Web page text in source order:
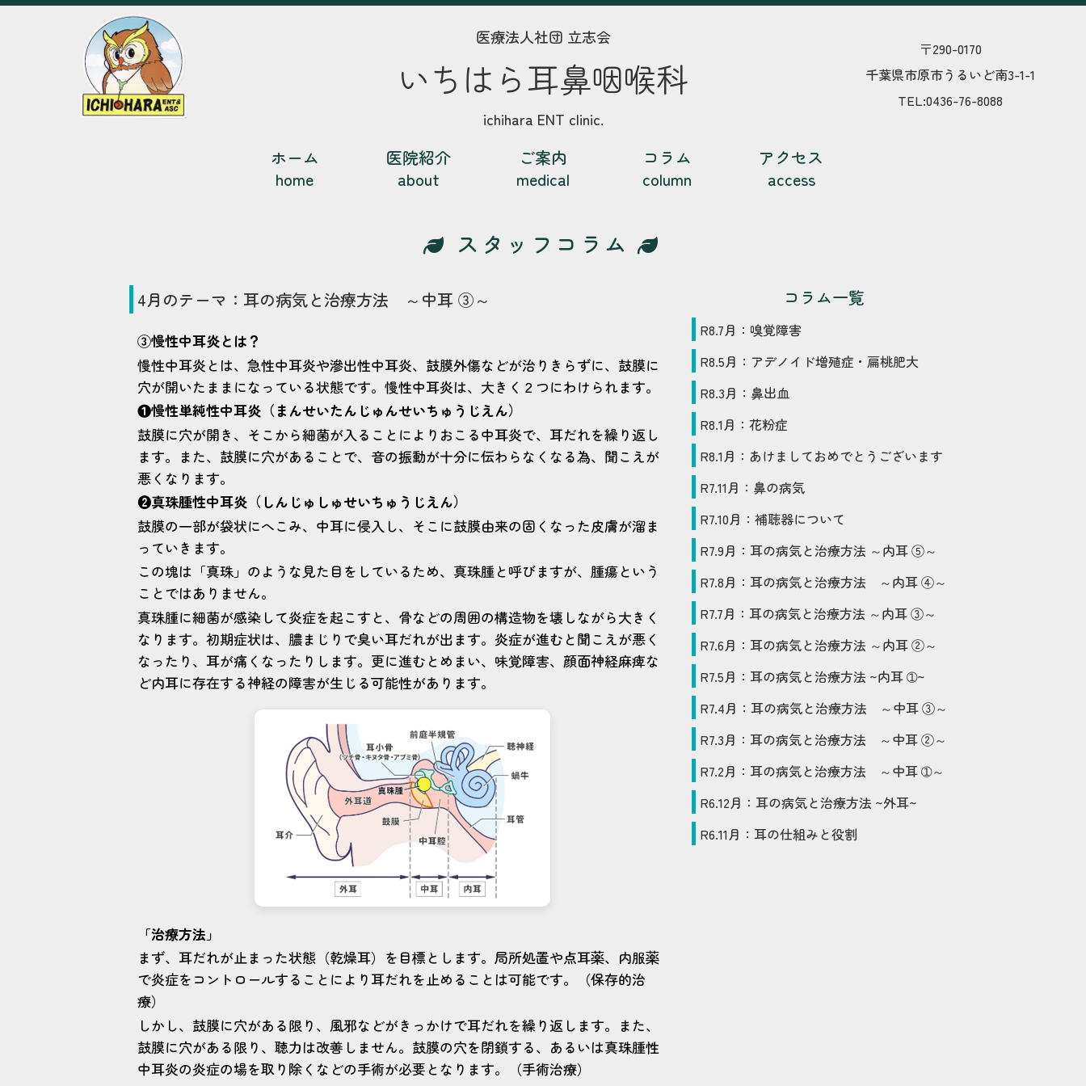
医療法人社団 立志会
いちはら耳鼻咽喉科
ichihara ENT clinic.
〒290-0170
千葉県市原市うるいど南3-1-1
TEL:0436-76-8088
ホーム
home
医院紹介
about
ご案内
medical
コラム
column
アクセス
access
スタッフコラム
4月のテーマ： 耳の病気と治療方法 ～中耳 ③～
③慢性中耳炎とは？
慢性中耳炎とは、急性中耳炎や滲出性中耳炎、鼓膜外傷などが治りきらずに、鼓膜に
穴が開いたままになっている状態です。慢性中耳炎は、大きく２つにわけられます。
❶慢性単純性中耳炎（まんせいたんじゅんせいちゅうじえん）
鼓膜に穴が開き、そこから細菌が入ることによりおこる中耳炎で、耳だれを繰り返し
ます。また、鼓膜に穴があることで、音の振動が十分に伝わらなくなる為、聞こえが
悪くなります。
❷真珠腫性中耳炎（しんじゅしゅせいちゅうじえん）
鼓膜の一部が袋状にへこみ、中耳に侵入し、そこに鼓膜由来の固くなった皮膚が溜ま
っていきます。
この塊は「真珠」のような見た目をしているため、真珠腫と呼びますが、腫瘍という
ことではありません。
真珠腫に細菌が感染して炎症を起こすと、骨などの周囲の構造物を壊しながら大きく
なります。初期症状は、膿まじりで臭い耳だれが出ます。炎症が進むと聞こえが悪く
なったり、耳が痛くなったりします。更に進むとめまい、味覚障害、顔面神経麻痺な
ど内耳に存在する神経の障害が生じる可能性があります。
「治療方法」
まず、耳だれが止まった状態（乾燥耳）を目標とします。局所処置や点耳薬、内服薬
で炎症をコントロールすることにより耳だれを止めることは可能です。（保存的治
療）
しかし、鼓膜に穴がある限り、風邪などがきっかけで耳だれを繰り返します。また、
鼓膜に穴がある限り、聴力は改善しません。鼓膜の穴を閉鎖する、あるいは真珠腫性
中耳炎の炎症の場を取り除くなどの手術が必要となります。（手術治療）
コラム一覧
R8.7月： 嗅覚障害
R8.5月： アデノイド増殖症・扁桃肥大
R8.3月： 鼻出血
R8.1月： 花粉症
R8.1月： あけましておめでとうございます
R7.11月： 鼻の病気
R7.10月： 補聴器について
R7.9月： 耳の病気と治療方法 ～内耳 ⑤～
R7.8月： 耳の病気と治療方法 ～内耳 ④～
R7.7月： 耳の病気と治療方法 ～内耳 ③～
R7.6月： 耳の病気と治療方法 ～内耳 ②～
R7.5月： 耳の病気と治療方法 ~内耳 ➀~
R7.4月： 耳の病気と治療方法 ～中耳 ③～
R7.3月： 耳の病気と治療方法 ～中耳 ②～
R7.2月： 耳の病気と治療方法 ～中耳 ➀～
R6.12月： 耳の病気と治療方法 ~外耳~
R6.11月： 耳の仕組みと役割